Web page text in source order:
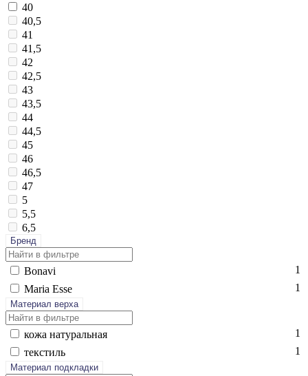
40
40,5
41
41,5
42
42,5
43
43,5
44
44,5
45
46
46,5
47
5
5,5
6,5
Бренд
Bo­navi
1
Ma­ria Es­se
1
Материал верха
ко­жа на­тураль­ная
1
текс­тиль
1
Материал подкладки